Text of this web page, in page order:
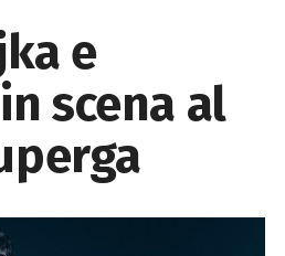
e
scena al